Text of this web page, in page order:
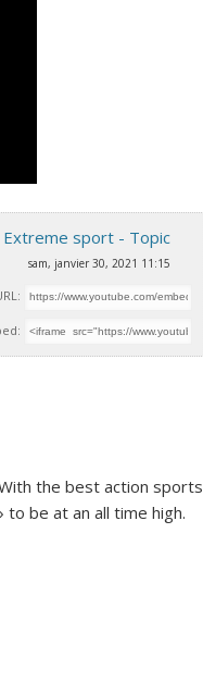
Extreme sport - Topic
sam, janvier 30, 2021 11:15
the best action sports
be at an all time high.